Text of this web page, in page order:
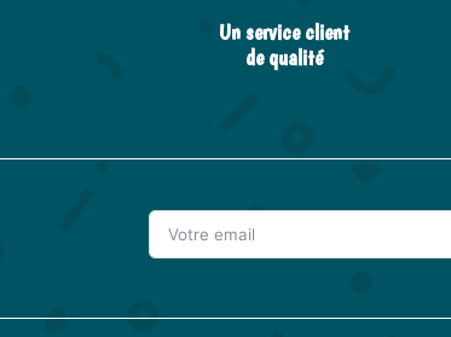
Un service client
de qualité